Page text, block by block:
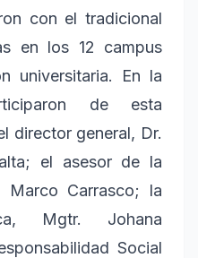
con el tradicional
en los 12 campus
universitaria. En la
de esta
director general, Dr.
el asesor de la
Marco Carrasco; la
Mgtr. Johana
Social